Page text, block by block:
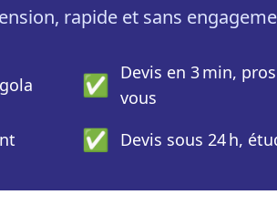
rapide et sans
✅ Devis en 3 min,
vous
✅ Devis sous 24 h,